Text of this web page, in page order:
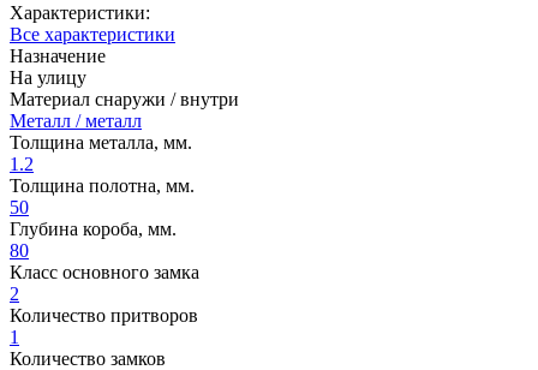
Характеристики:
Все характеристики
Назначение
На улицу
Материал снаружи / внутри
Металл / металл
Толщина металла, мм.
1.2
Толщина полотна, мм.
50
Глубина короба, мм.
80
Класс основного замка
2
Количество притворов
1
Количество замков